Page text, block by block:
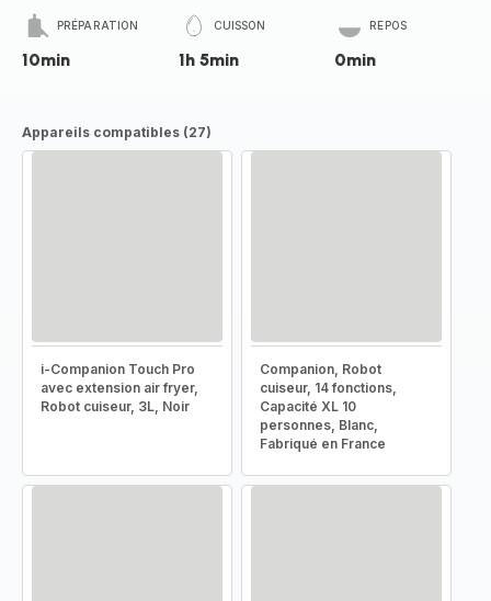
PRÉPARATION
10min
CUISSON
1h 5min
REPOS
0min
Appareils compatibles (27)
i-Companion Touch Pro
avec extension air fryer,
Robot cuiseur, 3L, Noir
Companion, Robot
cuiseur, 14 fonctions,
Capacité XL 10
personnes, Blanc,
Fabriqué en France